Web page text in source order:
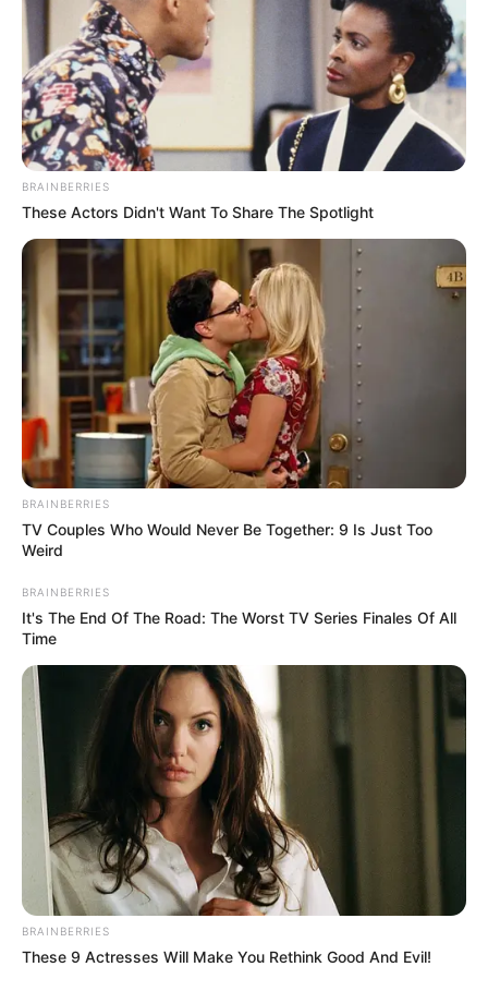
Simo
13/12/2023
Wie groß ist das Vermögen von Kevin Cronin 2021?
Auch für 2023 haben wir alle Infos über Geld, Verdients
und Vermögen von Kevin Cronin 2021 für Dich
zusammengestellt! Lies hier alle wichtigen Infos über
die Einnahmen und das Privatvermögen von Kevin
Cronin 2021.Kevin Cronin ist ein populärer Musiker
READ MORE
Simo
13/12/2023
Das arbeitgebernahe Institut der deutschen Wirtschaft
(IW) sieht Deutschland auch im kommenden Jahr in
einer Rezession. Das Bruttoinlandsprodukt (BIP) werde
2024 “um fast ein halbes Prozent” zurückgehen, heißt
BRAINBERRIES
These Actors Didn't Want To Share The Spotlight
BRAINBERRIES
TV Couples Who Would Never Be Together: 9 Is Just Too
Weird
BRAINBERRIES
It's The End Of The Road: The Worst TV Series Finales Of All
Time
BRAINBERRIES
These 9 Actresses Will Make You Rethink Good And Evil!